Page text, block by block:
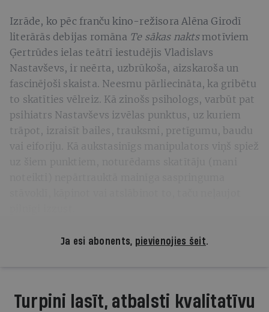
Izrāde, ko pēc franču kino-režisora Alēna Girodī
literārās debijas romāna Te sākas naktsmotīviem
Ģertrūdes ielas teātrī iestudējis Vladislavs
Nastavševs, ir neērta, uzbrūkoša, aizskaroša un
fascinējoši skaista. Neesmu pārliecināta, ka gribētu
to skatīties vēlreiz. Kā zinošs psihologs, varbūt pat
psihiatrs Nastavševs izvēlas punktus, uz kuriem
trāpot, izraisīt bailes, trauksmi, pretīgumu, baudu
vai eiforiju. Kā aukstasinīgs manipulators viņš spiež
Ja esi abonents, pievienojies šeit.
Turpini lasīt, atbalsti kvalitatīvu